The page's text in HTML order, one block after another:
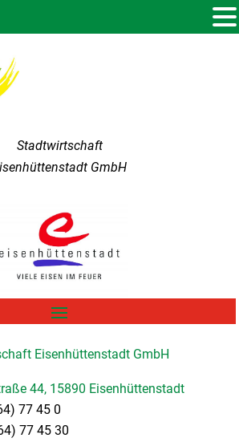
Stadtwirtschaft
GmbH
Eisenhüttenstadt GmbH
44, 15890 Eisenhüttenstadt
77 45 0
77 45 30